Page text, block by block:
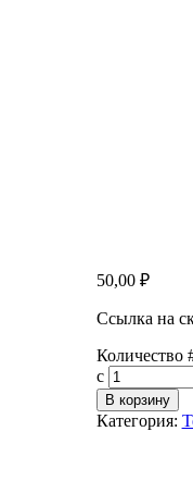
50,00 ₽
Ссылка на
Количество
с
В корзину
Категория: